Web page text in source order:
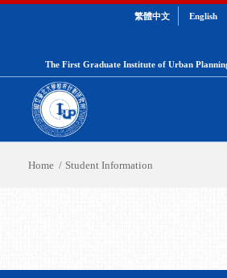
繁體中文 English
The First Graduate Institute of Urban
Home / Student Information